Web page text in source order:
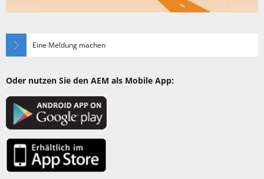
Eine Meldung machen
Oder nutzen Sie den AEM als Mobile App: